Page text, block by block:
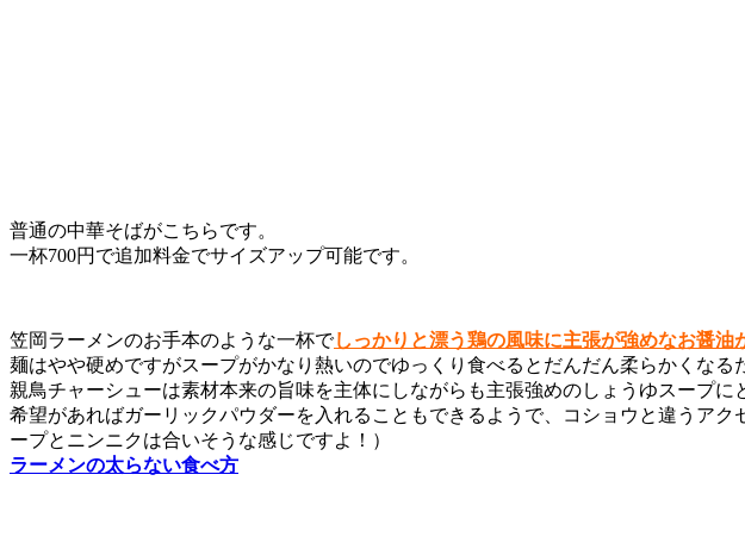
普通の中華そばがこちらです。
一杯700円で追加料金でサイズアップ可能です。
笠岡ラーメンのお手本のような一杯でしっかりと漂う鶏の風味に主張が強めなお醤油
麺はやや硬めですがスープがかなり熱いのでゆっくり食べるとだんだん柔らかくな
親鳥チャーシューは素材本来の旨味を主体にしながらも主張強めのしょうゆスープに
希望があればガーリックパウダーを入れることもできるようで、コショウと違うア
ープとニンニクは合いそうな感じですよ！）
ラーメンの太らない食べ方